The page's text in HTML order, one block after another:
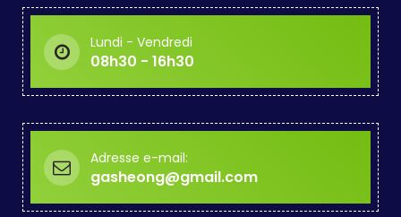
Lundi - Vendredi
08h30 - 16h30
Adresse e-mail:
gasheong@gmail.com